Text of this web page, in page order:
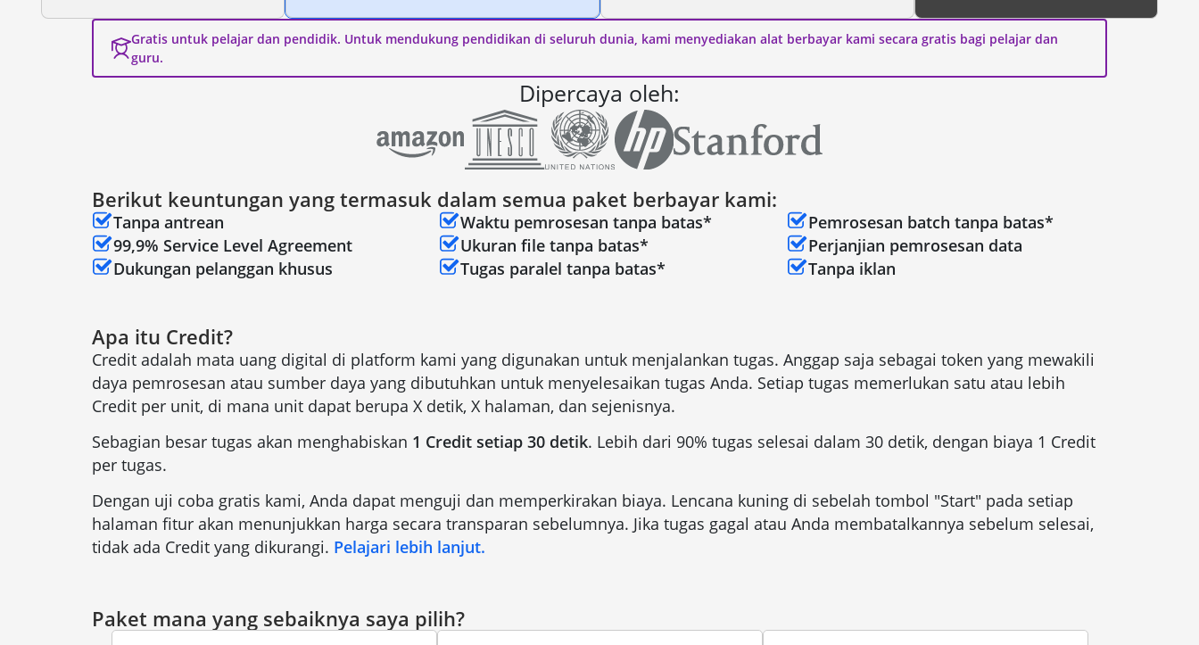
Gratis untuk pelajar dan pendidik. Untuk mendukung pendidikan di seluruh dunia, kami menyediakan alat berbayar kami secara gratis bagi pelajar dan
guru.
Dipercaya oleh:
Berikut keuntungan yang termasuk dalam semua paket berbayar kami:
Tanpa antrean
99,9% Service Level Agreement
Dukungan pelanggan khusus
Waktu pemrosesan tanpa batas*
Ukuran file tanpa batas*
Tugas paralel tanpa batas*
Pemrosesan batch tanpa batas*
Perjanjian pemrosesan data
Tanpa iklan
Apa itu Credit?
Credit adalah mata uang digital di platform kami yang digunakan untuk menjalankan tugas. Anggap saja sebagai token yang mewakili
daya pemrosesan atau sumber daya yang dibutuhkan untuk menyelesaikan tugas Anda. Setiap tugas memerlukan satu atau lebih
Credit per unit, di mana unit dapat berupa X detik, X halaman, dan sejenisnya.
Sebagian besar tugas akan menghabiskan 1 Credit setiap 30 detik. Lebih dari 90% tugas selesai dalam 30 detik, dengan biaya 1 Credit
per tugas.
Dengan uji coba gratis kami, Anda dapat menguji dan memperkirakan biaya. Lencana kuning di sebelah tombol "Start" pada setiap
halaman fitur akan menunjukkan harga secara transparan sebelumnya. Jika tugas gagal atau Anda membatalkannya sebelum selesai,
tidak ada Credit yang dikurangi. Pelajari lebih lanjut.
Paket mana yang sebaiknya saya pilih?